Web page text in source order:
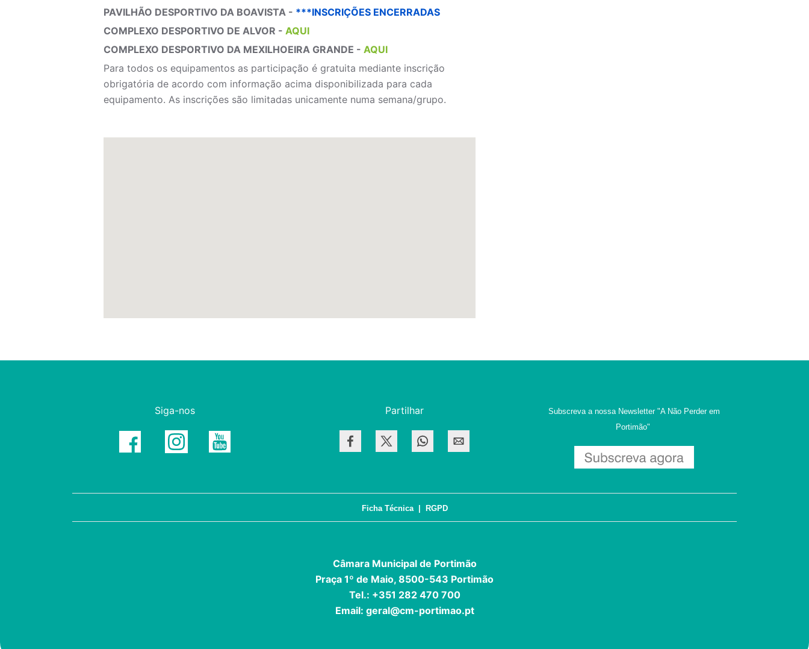
PAVILHÃO DESPORTIVO DA BOAVISTA - ***INSCRIÇÕES ENCERRADAS
COMPLEXO DESPORTIVO DE ALVOR - AQUI
COMPLEXO DESPORTIVO DA MEXILHOEIRA GRANDE - AQUI
Para todos os equipamentos as participação é gratuita mediante inscrição
obrigatória de acordo com informação acima disponibilizada para cada
equipamento. As inscrições são limitadas unicamente numa semana/grupo.
Siga-nos Partilhar Subscreva a nossa Newsletter "A Não Perder em
Portimão"
Ficha Técnica| RGPD
Câmara Municipal de Portimão
Praça 1º de Maio, 8500-543 Portimão
Tel.: +351 282 470 700
Email: geral@cm-portimao.pt